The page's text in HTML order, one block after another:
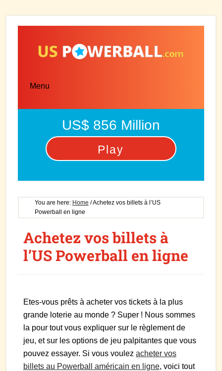
Menu
US$ 856 Million
Play
You are here: Home /Achetez vos billets à l’US
Powerball en ligne
Achetez vos billets à
l’US Powerball en ligne
Etes-vous prêts à acheter vos tickets à la plus
grande loterie au monde ? Super ! Nous sommes
la pour tout vous expliquer sur le règlement de
jeu, et sur les options de jeu palpitantes que vous
pouvez essayer. Si vous voulez acheter vos
billets au Powerball américain en ligne, voici tout